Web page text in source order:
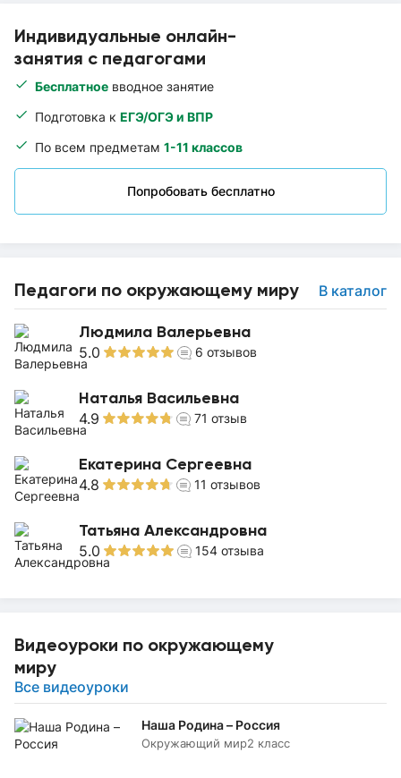
Индивидуальные онлайн-
занятия с педагогами
Бесплатное вводное занятие
Подготовка к ЕГЭ/ОГЭ и ВПР
По всем предметам 1-11 классов
Попробовать бесплатно
Педагоги по окружающему миру В каталог
Людмила Валерьевна
5.0 6 отзывов
Наталья Васильевна
4.9 71 отзыв
Екатерина Сергеевна
4.8 11 отзывов
Татьяна Александровна
5.0 154 отзыва
Видеоуроки по окружающему
миру
Все видеоуроки
Наша Родина – Россия
Окружающий мир2 класс